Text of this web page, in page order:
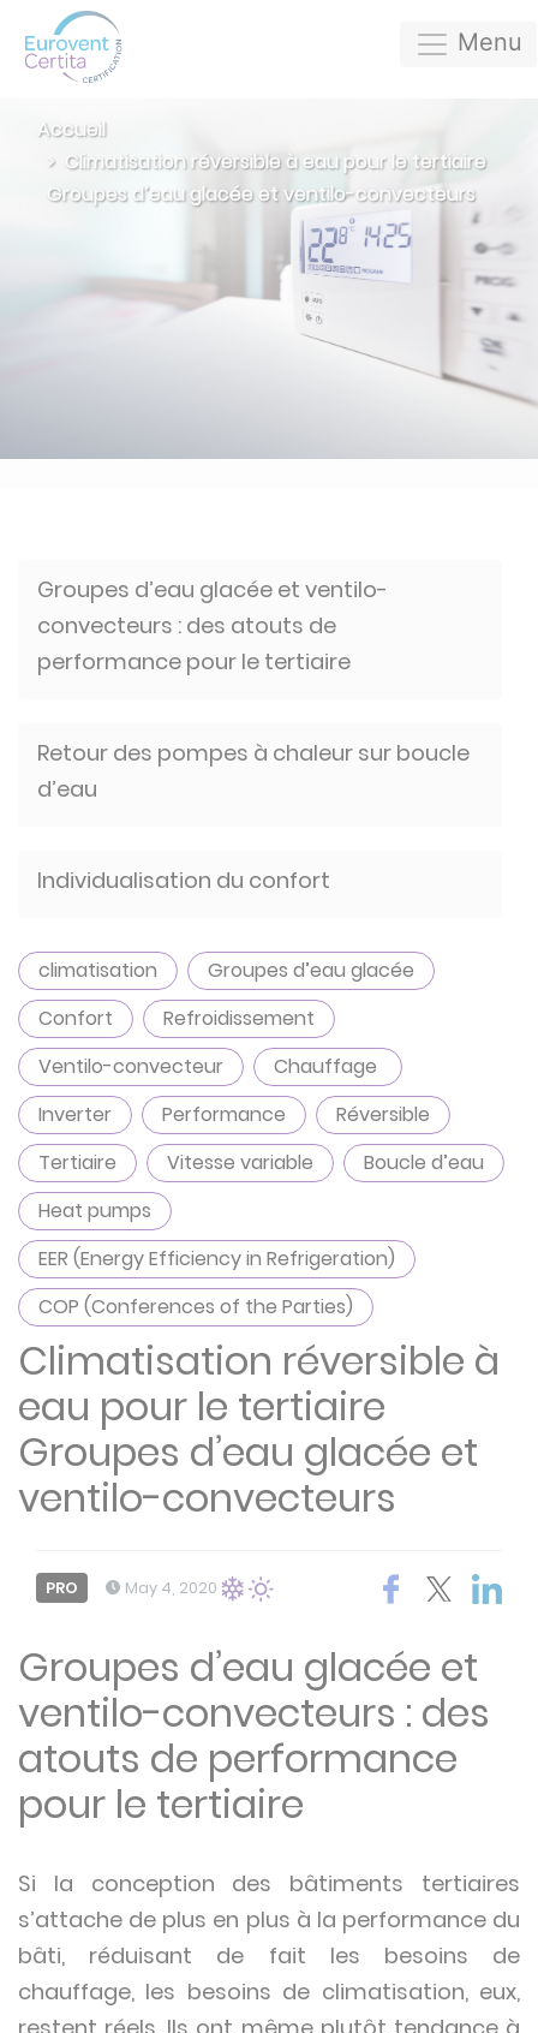
Menu
Accueil
Climatisation réversible à eau pour le tertiaire
Groupes d’eau glacée et ventilo-convecteurs
Groupes d’eau glacée et ventilo-
convecteurs : des atouts de
performance pour le tertiaire
Retour des pompes à chaleur sur boucle
d’eau
Individualisation du confort
climatisation
Groupes d’eau glacée
Confort
Refroidissement
Ventilo-convecteur
Chauffage
Inverter
Performance
Réversible
Tertiaire
Vitesse variable
Boucle d’eau
Heat pumps
EER (Energy Efficiency in Refrigeration)
COP (Conferences of the Parties)
Climatisation réversible à
eau pour le tertiaire
Groupes d’eau glacée et
ventilo-convecteurs
PRO May 4, 2020
Groupes d’eau glacée et
ventilo-convecteurs : des
atouts de performance
pour le tertiaire
Si la conception des bâtiments tertiaires
s’attache de plus en plus à la performance du
bâti, réduisant de fait les besoins de
chauffage, les besoins de climatisation, eux,